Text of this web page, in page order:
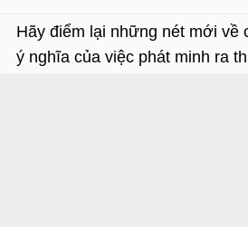
Hãy điểm lại những nét mới về
ý nghĩa của việc phát minh ra